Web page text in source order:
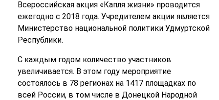
Всероссийская акция «Капля жизни» проводится
ежегодно с 2018 года. Учредителем акции является
Министерство национальной политики Удмуртской
Республики.
С каждым годом количество участников
увеличивается. В этом году мероприятие
состоялось в 78 регионах на 1417 площадках по
всей России, в том числе в Донецкой Народной